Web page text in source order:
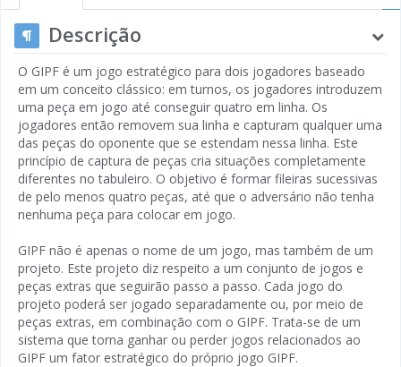
Descrição
O GIPF é um jogo estratégico para dois jogadores baseado
em um conceito clássico: em turnos, os jogadores introduzem
uma peça em jogo até conseguir quatro em linha. Os
jogadores então removem sua linha e capturam qualquer uma
das peças do oponente que se estendam nessa linha. Este
princípio de captura de peças cria situações completamente
diferentes no tabuleiro. O objetivo é formar fileiras sucessivas
de pelo menos quatro peças, até que o adversário não tenha
nenhuma peça para colocar em jogo.
GIPF não é apenas o nome de um jogo, mas também de um
projeto. Este projeto diz respeito a um conjunto de jogos e
peças extras que seguirão passo a passo. Cada jogo do
projeto poderá ser jogado separadamente ou, por meio de
peças extras, em combinação com o GIPF. Trata-se de um
sistema que torna ganhar ou perder jogos relacionados ao
GIPF um fator estratégico do próprio jogo GIPF.